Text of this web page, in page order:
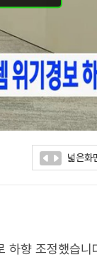
넓은화
하향 조정했습니